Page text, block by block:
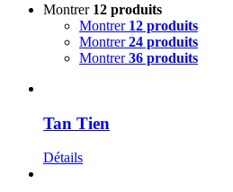
Montrer 12 produits
Montrer 12 produits
Montrer24 produits
Montrer36 produits
Tan Tien
Détails